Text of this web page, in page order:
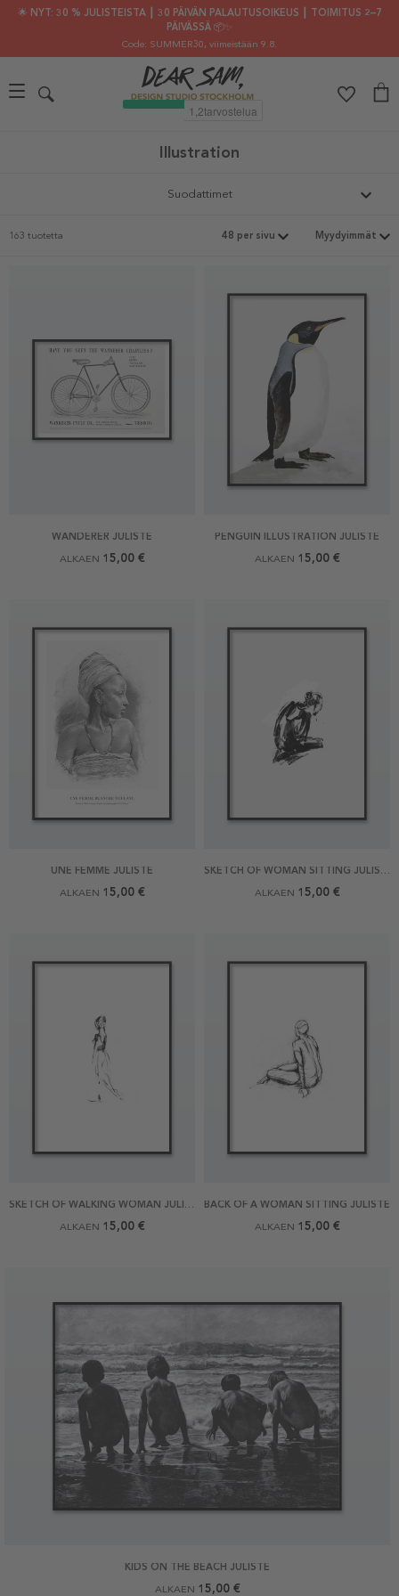
🌟 NYT: 30 % JULISTEISTA ┃ 30 PÄIVÄN PALAUTUSOIKEUS ┃ TOIMITUS 2–7
PÄIVÄSSÄ 📦✨
Code: SUMMER30, viimeistään 9.8.
Illustration
Suodattimet
163 tuotetta
WANDERER JULISTE
ALKAEN 15,00 €
PENGUIN ILLUSTRATION JULISTE
ALKAEN 15,00 €
UNE FEMME JULISTE
ALKAEN 15,00 €
SKETCH OF WOMAN SITTING JULISTE
ALKAEN 15,00 €
SKETCH OF WALKING WOMAN JULISTE
ALKAEN 15,00 €
KIDS ON THE BEACH JULISTE
ALKAEN 15,00 €
BACK OF A WOMAN SITTING JULISTE
ALKAEN 15,00 €